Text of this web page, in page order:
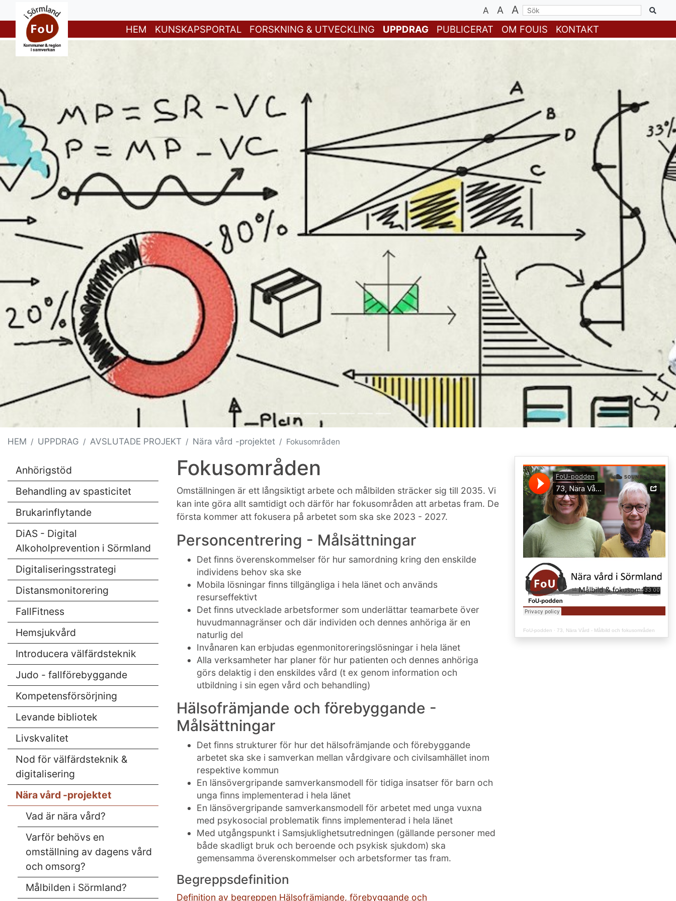
A A A
HEM KUNSKAPSPORTAL FORSKNING & UTVECKLING UPPDRAG PUBLICERAT OM FOUIS KONTAKT
HEM UPPDRAG AVSLUTADE PROJEKT Nära vård -projektet Fokusområden
Anhörigstöd
Behandling av spasticitet
Brukarinflytande
DiAS - Digital
Alkoholprevention i Sörmland
Digitaliseringsstrategi
Distansmonitorering
FallFitness
Hemsjukvård
Introducera välfärdsteknik
Judo - fallförebyggande
Kompetensförsörjning
Levande bibliotek
Livskvalitet
Nod för välfärdsteknik &
digitalisering
Nära vård -projektet
Vad är nära vård?
Varför behövs en
omställning av dagens vård
och omsorg?
Målbilden i Sörmland?
Fokusområden
Omställningen är ett långsiktigt arbete och målbilden sträcker sig till 2035. Vi
kan inte göra allt samtidigt och därför har fokusområden att arbetas fram. De
första kommer att fokusera på arbetet som ska ske 2023 - 2027.
Personcentrering - Målsättningar
Det finns överenskommelser för hur samordning kring den enskilde
individens behov ska ske
Mobila lösningar finns tillgängliga i hela länet och används
resurseffektivt
Det finns utvecklade arbetsformer som underlättar teamarbete över
huvudmannagränser och där individen och dennes anhöriga är en
naturlig del
Invånaren kan erbjudas egenmonitoreringslösningar i hela länet
Alla verksamheter har planer för hur patienten och dennes anhöriga
görs delaktig i den enskildes vård (t ex genom information och
utbildning i sin egen vård och behandling)
Hälsofrämjande och förebyggande -
Målsättningar
Det finns strukturer för hur det hälsofrämjande och förebyggande
arbetet ska ske i samverkan mellan vårdgivare och civilsamhället inom
respektive kommun
En länsövergripande samverkansmodell för tidiga insatser för barn och
unga finns implementerad i hela länet
En länsövergripande samverkansmodell för arbetet med unga vuxna
med psykosocial problematik finns implementerad i hela länet
Med utgångspunkt i Samsjuklighetsutredningen (gällande personer med
både skadligt bruk och beroende och psykisk sjukdom) ska
gemensamma överenskommelser och arbetsformer tas fram.
Begreppsdefinition
Definition av begreppen Hälsofrämjande, förebyggande och
FoU-podden · 73, Nära Vård - Målbild och fokusområden